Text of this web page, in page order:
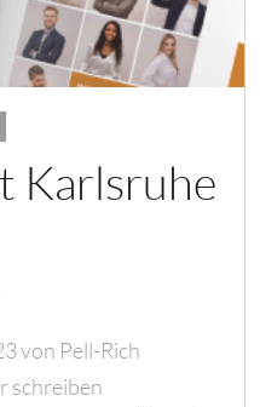
Karlsruhe
von Pell-Rich
schreiben